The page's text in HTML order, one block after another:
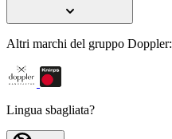
Altri marchi del gruppo Doppler:
Lingua sbagliata?